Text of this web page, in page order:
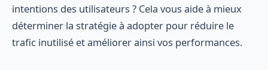
intentions des utilisateurs ? Cela vous aide à mieux
déterminer la stratégie à adopter pour réduire le
trafic inutilisé et améliorer ainsi vos performances.